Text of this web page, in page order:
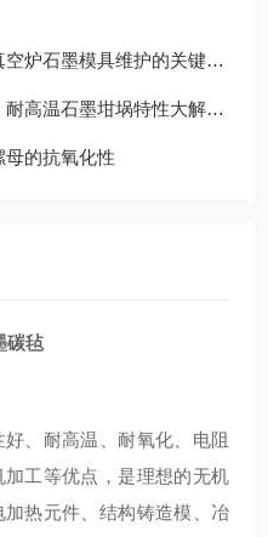
石墨模具维护的关键决策
温石墨坩埚特性大解析！
的抗氧化性
碳毡
、耐高温、耐氧化、电阻
工等优点，是理想的无机
热元件、结构铸造模、冶